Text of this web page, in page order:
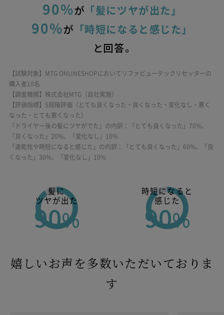
90%が 「髪にツヤが出た」
90%が 「時短になると感じた」
と回答。
【試験対象】MTG ONLINESHOPにおいてリファビューテックリセッターの
購入者10名
【調査機関】株式会社MTG（自社実施）
【評価指標】5段階評価（とても良くなった・良くなった・変化なし・悪く
なった・とても悪くなった）
「ドライヤー後の髪にツヤがでた」の内訳：
「とても良くなった」70%、
「良くなった」20%、「変化なし」10%
「速乾性や時短になると感じた」の内訳：
「とても良くなった」60%、「良
くなった」30%、「変化なし」10%
髪に
ツヤが出た
90%
時短になると
感じた
90%
嬉しいお声を多数いただいておりま
す